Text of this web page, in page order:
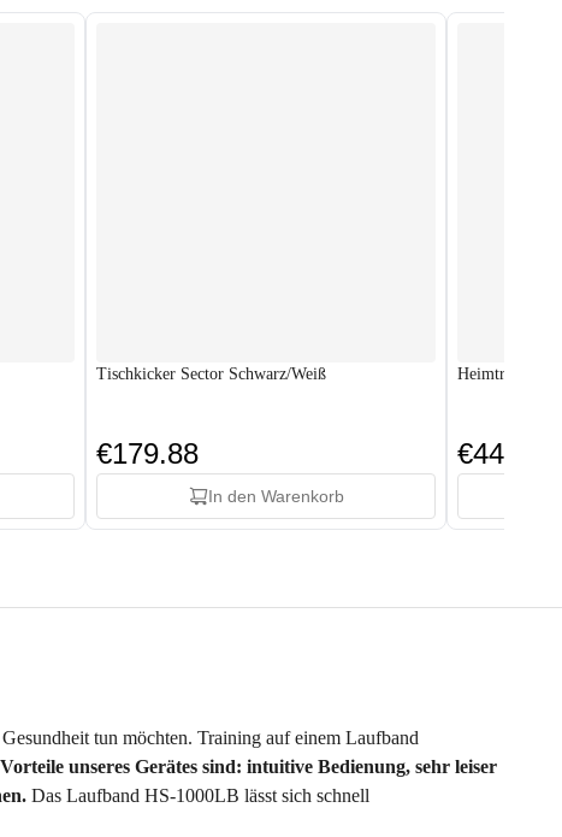
Tischkicker Sector Schwarz/Weiß
€179.88
In den Warenkorb
Heimtrainer
€449.88
tun möchten. Training auf einem Laufband
unseres Gerätes sind: intuitive Bedienung, sehr leiser
Das Laufband HS-1000LB lässt sich schnell